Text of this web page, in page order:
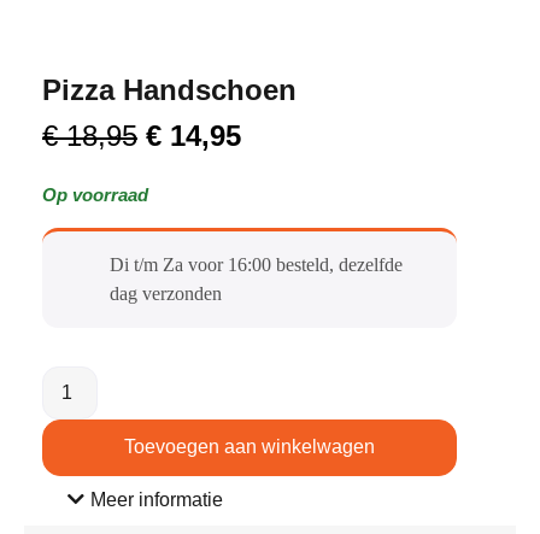
Pizza Handschoen
€18,95 € 14,95
Op voorraad
Di t/m Za voor 16:00 besteld, dezelfde
dag verzonden​
Toevoegen aan winkelwagen
Meer informatie